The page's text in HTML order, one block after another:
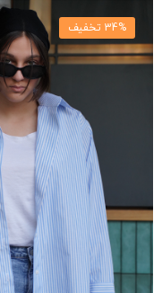
34% تخفیف